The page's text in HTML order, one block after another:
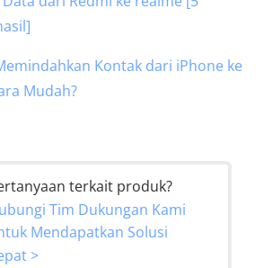
Kontak dari iPhone ke
Mudah?
terkait produk?
Tim Dukungan Kami
Mendapatkan Solusi
>